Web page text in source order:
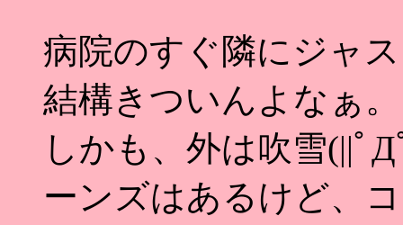
病院のすぐ隣にジャ
結構きついんよなぁ。
しかも、外は吹雪(||ﾟ
ーンズはあるけど、